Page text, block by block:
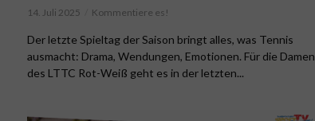
14. Juli 2025 Kommentiere es!
Der letzte Spieltag der Saison bringt alles, was Tennis
ausmacht: Drama, Wendungen, Emotionen. Für die Damen
des LTTC Rot-Weiß geht es in der letzten...